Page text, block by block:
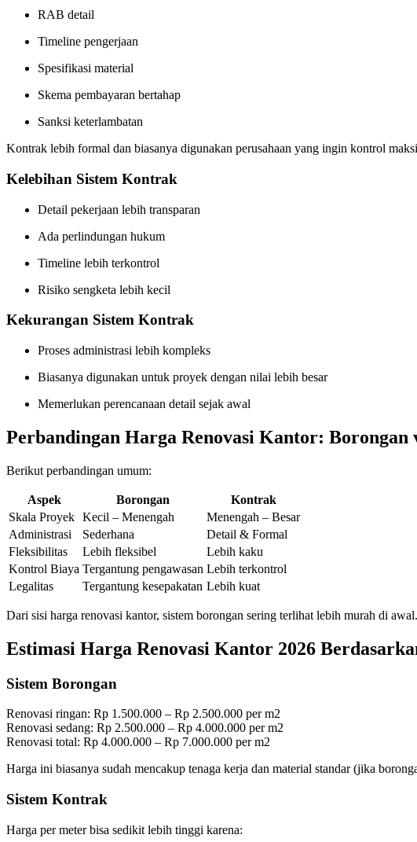
RAB detail
Timeline pengerjaan
Spesifikasi material
Skema pembayaran bertahap
Sanksi keterlambatan
Kontrak lebih formal dan biasanya digunakan perusahaan yang ingin kontrol
Kelebihan Sistem Kontrak
Detail pekerjaan lebih transparan
Ada perlindungan hukum
Timeline lebih terkontrol
Risiko sengketa lebih kecil
Kekurangan Sistem Kontrak
Proses administrasi lebih kompleks
Biasanya digunakan untuk proyek dengan nilai lebih besar
Memerlukan perencanaan detail sejak awal
Perbandingan Harga Renovasi Kantor: Borongan
Berikut perbandingan umum:
Aspek Borongan
Kontrak
Skala Proyek Kecil – Menengah
Menengah – Besar
Administrasi
Sederhana
Detail & Formal
Fleksibilitas
Lebih fleksibel
Lebih kaku
Kontrol Biaya Tergantung pengawasan Lebih terkontrol
Legalitas
Tergantung kesepakatan Lebih kuat
Dari sisi harga renovasi kantor, sistem borongan sering terlihat lebih murah di
Estimasi Harga Renovasi Kantor 2026
Sistem Borongan
Renovasi ringan: Rp 1.500.000 – Rp 2.500.000 per m2
Renovasi sedang: Rp 2.500.000 – Rp 4.000.000 per m2
Renovasi total: Rp 4.000.000 – Rp 7.000.000 per m2
Harga ini biasanya sudah mencakup tenaga kerja dan material standar (jika
Sistem Kontrak
Harga per meter bisa sedikit lebih tinggi karena: